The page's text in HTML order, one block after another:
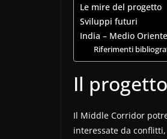
Le mire del progetto
Sviluppi futuri
India – Medio
Riferimenti
Il progetto
Il Middle Corridor
interessate da